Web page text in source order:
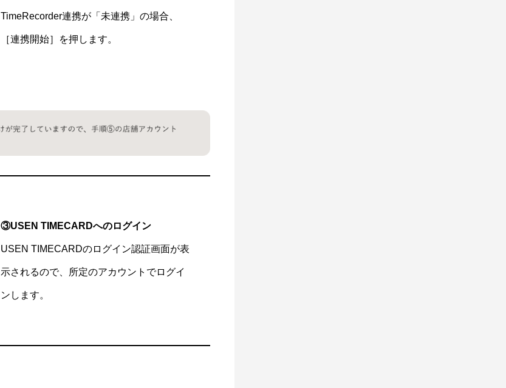
TimeRecorder連携が「未連携」の場合、
［連携開始］を押します。
③USEN TIMECARDへのログイン
USEN TIMECARDのログイン認証画面が表
示されるので、所定のアカウントでログイ
ンします。